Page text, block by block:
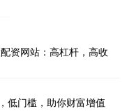
资网站：高杠杆，高收
低门槛，助你财富增值